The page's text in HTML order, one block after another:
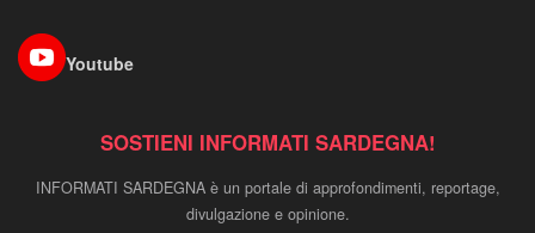
Youtube
SOSTIENI INFORMATI SARDEGNA!
INFORMATI SARDEGNA è un portale di approfondimenti, reportage,
divulgazione e opinione.